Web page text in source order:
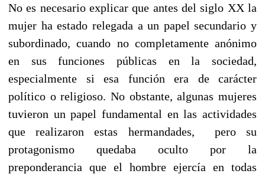
No es necesario explicar que antes del siglo XX la
mujer ha estado relegada a un papel secundario y
subordinado, cuando no completamente anónimo
en sus funciones públicas en la sociedad,
especialmente si esa función era de carácter
político o religioso. No obstante, algunas mujeres
tuvieron un papel fundamental en las actividades
que realizaron estas hermandades, pero su
protagonismo quedaba oculto por la
preponderancia que el hombre ejercía en todas